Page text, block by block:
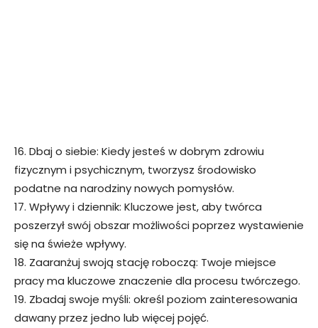
16. Dbaj o siebie: Kiedy jesteś w dobrym zdrowiu
fizycznym i psychicznym, tworzysz środowisko
podatne na narodziny nowych pomysłów.
17. Wpływy i dziennik: Kluczowe jest, aby twórca
poszerzył swój obszar możliwości poprzez wystawienie
się na świeże wpływy.
18. Zaaranżuj swoją stację roboczą: Twoje miejsce
pracy ma kluczowe znaczenie dla procesu twórczego.
19. Zbadaj swoje myśli: określ poziom zainteresowania
dawany przez jedno lub więcej pojęć.